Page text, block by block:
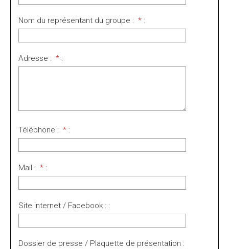
Nom du représentant du groupe : * :
Adresse : * :
Téléphone : * :
Mail : * :
Site internet / Facebook : :
Dossier de presse / Plaquette de présentation :